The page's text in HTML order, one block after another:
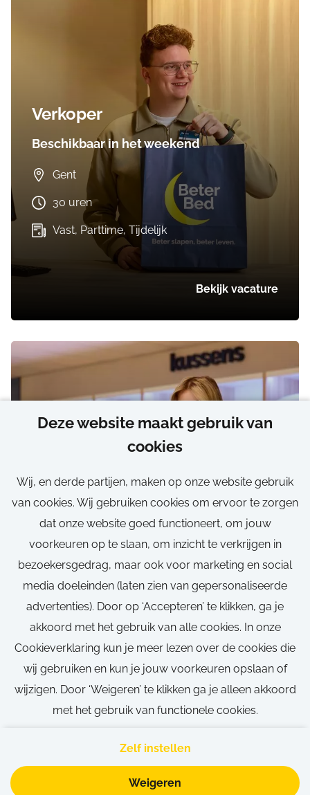
Deze website maakt gebruik van
cookies
Wij, en derde partijen, maken op onze website gebruik
van cookies. Wij gebruiken cookies om ervoor te zorgen
dat onze website goed functioneert, om jouw
voorkeuren op te slaan, om inzicht te verkrijgen in
bezoekersgedrag, maar ook voor marketing en social
media doeleinden (laten zien van gepersonaliseerde
advertenties). Door op ‘Accepteren’ te klikken, ga je
akkoord met het gebruik van alle cookies. In onze
Cookieverklaring kun je meer lezen over de cookies die
wij gebruiken en kun je jouw voorkeuren opslaan of
wijzigen. Door ‘Weigeren’ te klikken ga je alleen akkoord
met het gebruik van functionele cookies.
Zelf instellen
Weigeren
Verkoper
Beschikbaar in het weekend
Gent
30 uren
Vast, Parttime, Tijdelijk
Bekijk vacature
Parttime
Gent
30 uren
Parttime
Bekijk vacature
Call-to-action bij meer vacatures